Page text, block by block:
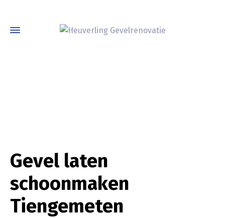
Gevel laten
schoonmaken
Tiengemeten